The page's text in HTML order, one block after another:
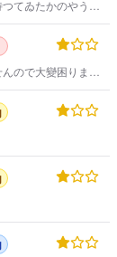
てゐたかのやう
ので大變困りまし